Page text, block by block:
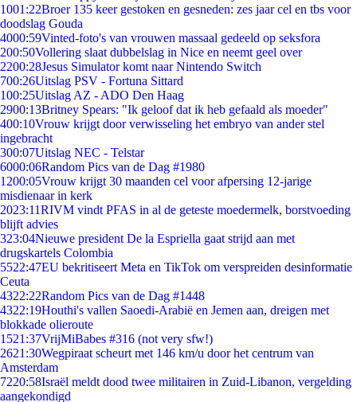
1001:22Broer 135 keer gestoken en gesneden: zes jaar cel en tbs voor
doodslag Gouda
4000:59Vinted-foto's van vrouwen massaal gedeeld op seksfora
200:50Vollering slaat dubbelslag in Nice en neemt geel over
2200:28Jesus Simulator komt naar Nintendo Switch
700:26Uitslag PSV - Fortuna Sittard
100:25Uitslag AZ - ADO Den Haag
2900:13Britney Spears: "Ik geloof dat ik heb gefaald als moeder"
400:10Vrouw krijgt door verwisseling het embryo van ander stel
ingebracht
300:07Uitslag NEC - Telstar
6000:06Random Pics van de Dag #1980
1200:05Vrouw krijgt 30 maanden cel voor afpersing 12-jarige
misdienaar in kerk
2023:11RIVM vindt PFAS in al de geteste moedermelk, borstvoeding
blijft advies
323:04Nieuwe president De la Espriella gaat strijd aan met
drugskartels Colombia
5522:47EU bekritiseert Meta en TikTok om verspreiden desinformatie
Ceuta
4322:22Random Pics van de Dag #1448
4322:19Houthi's vallen Saoedi-Arabië en Jemen aan, dreigen met
blokkade olieroute
1521:37VrijMiBabes #316 (not very sfw!)
2621:30Wegpiraat scheurt met 146 km/u door het centrum van
Amsterdam
7220:58Israël meldt dood twee militairen in Zuid-Libanon, vergelding
aangekondigd